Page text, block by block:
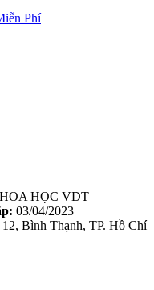
HỌC VDT
03/04/2023
Bình Thạnh, TP. Hồ Chí